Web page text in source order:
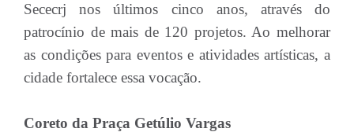
Sececrj nos últimos cinco anos, através do
patrocínio de mais de 120 projetos. Ao melhorar
as condições para eventos e atividades artísticas, a
cidade fortalece essa vocação.
Coreto da Praça Getúlio Vargas